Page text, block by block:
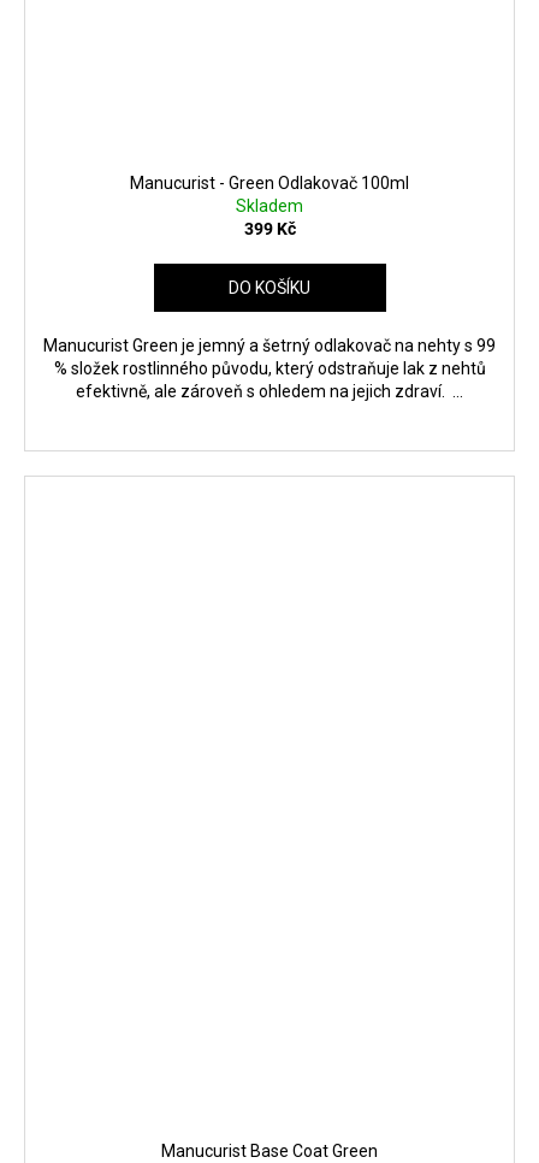
Manucurist - Green Odlakovač 100ml
Skladem
399 Kč
DO KOŠÍKU
Manucurist Green je jemný a šetrný odlakovač na nehty s 99
% složek rostlinného původu, který odstraňuje lak z nehtů
efektivně, ale zároveň s ohledem na jejich zdraví. ...
Manucurist Base Coat Green